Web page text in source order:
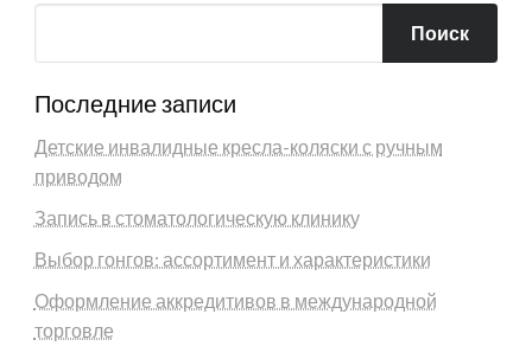
Поиск
Последние записи
Детские инвалидные кресла-коляски с ручным
приводом
Запись в стоматологическую клинику
Выбор гонгов: ассортимент и характеристики
Оформление аккредитивов в международной
торговле